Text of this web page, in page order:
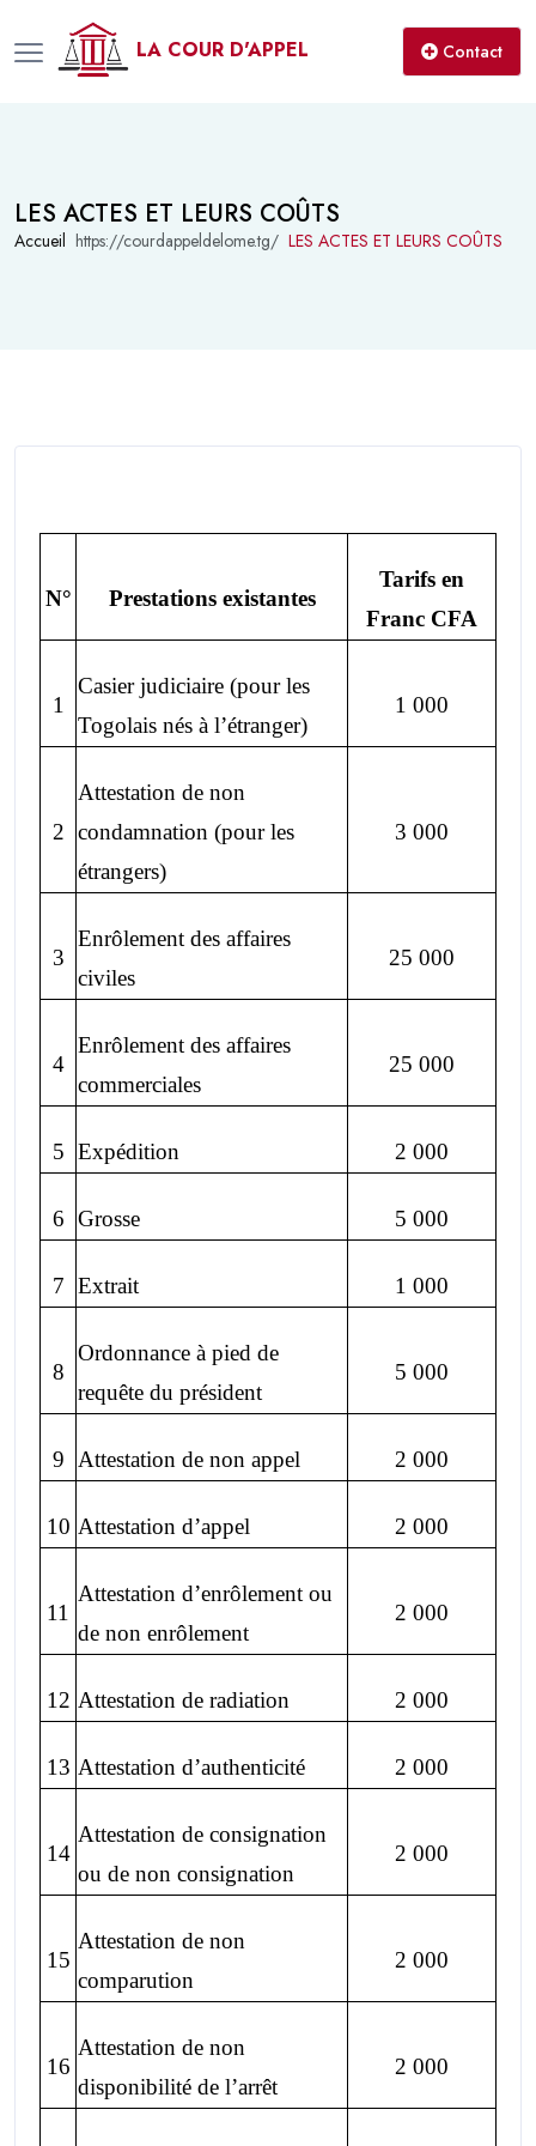
LA COUR D'APPEL Contact
LES ACTES ET LEURS COÛTS
Accueil LES ACTES ET LEURS COÛTS
N° Prestations existantes
Tarifs en
Franc CFA
1
Casier judiciaire (pour les
Togolais nés à l’étranger)
1 000
2
Attestation de non
condamnation (pour les
étrangers)
3 000
3
Enrôlement des affaires
civiles
25 000
4
Enrôlement des affaires
commerciales
25 000
5 Expédition 2 000
6 Grosse 5 000
7 Extrait 1 000
8
Ordonnance à pied de
requête du président
5 000
9 Attestation de non appel 2 000
10 Attestation d’appel 2 000
11
Attestation d’enrôlement ou
de non enrôlement
2 000
12 Attestation de radiation 2 000
13 Attestation d’authenticité 2 000
14
Attestation de consignation
ou de non consignation
2 000
15
Attestation de non
comparution
2 000
16
Attestation de non
disponibilité de l’arrêt
2 000